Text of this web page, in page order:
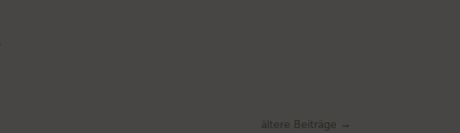
ältere Beiträge →